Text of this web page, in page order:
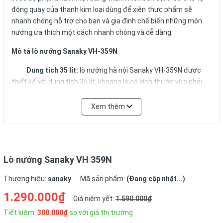
động quay của thanh kim loại dùng để xiên thực phẩm sẽ
nhanh chóng hỗ trợ cho bạn và gia đình chế biến những món
nướng ưa thích một cách nhanh chóng và dễ dàng.
Mô tả lò nướng Sanaky VH-359N
Dung tích 35 lít: lò nướng hà nội Sanaky VH-359N được
thiết kế với dung tích 35 lít, khoang lò có kích thước vừa phải
nướng được một con gà 2-3kg, khoảng 2-4kg thịt, hoặc một
cái bánh có kích cỡ trung bình. Với những gia đình có khoảng 2-
Thiết kế cửa kính 2 lớp chịu lực:
sản phẩmlò nướng có đặc điểm khác biệt so với dòng sản
này làm lượng nhiệt trong lò kín giữ nhiệt tốt hơn giúp tiết kiệm
30% điện năng tiêu thụ. Đồng thời 2 lớp kính cách nhiệt đảm
Xem thêm
Lò nướng Sanaky VH 359N
Thương hiệu: sanaky Mã sản phẩm: (Đang cập nhật...)
1.290.000₫ Giá niêm yết: 1.590.000₫
Tiết kiệm: 300.000₫so với giá thị trường